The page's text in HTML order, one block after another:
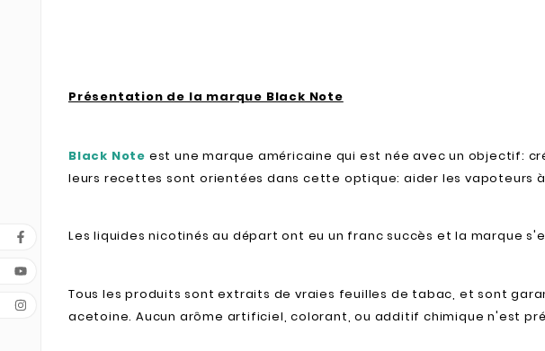
Présentation de la marque Black Note
Black Note est une marque américaine qui est née avec un objectif:
leurs recettes sont orientées dans cette optique: aider les vapoteurs
Les liquides nicotinés au départ ont eu un franc succès et la marque
Tous les produits sont extraits de vraies feuilles de tabac, et sont
acetoine. Aucun arôme artificiel, colorant, ou additif chimique n'est